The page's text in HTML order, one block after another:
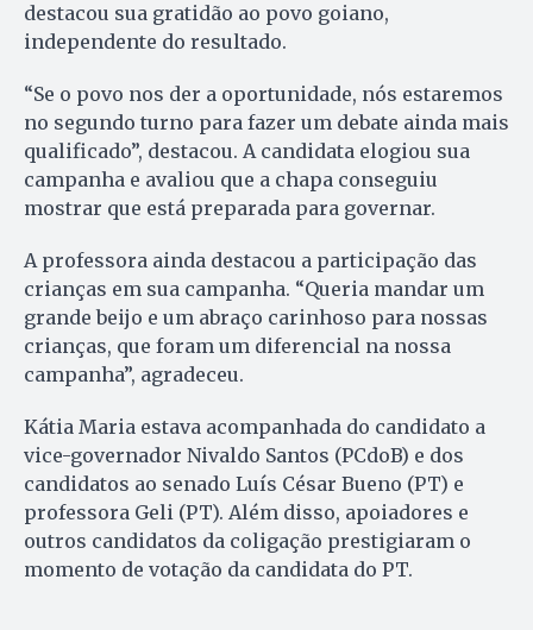
destacou sua gratidão ao povo goiano,
independente do resultado.
“Se o povo nos der a oportunidade, nós estaremos
no segundo turno para fazer um debate ainda mais
qualificado”, destacou. A candidata elogiou sua
campanha e avaliou que a chapa conseguiu
mostrar que está preparada para governar.
A professora ainda destacou a participação das
crianças em sua campanha. “Queria mandar um
grande beijo e um abraço carinhoso para nossas
crianças, que foram um diferencial na nossa
campanha”, agradeceu.
Kátia Maria estava acompanhada do candidato a
vice-governador Nivaldo Santos (PCdoB) e dos
candidatos ao senado Luís César Bueno (PT) e
professora Geli (PT). Além disso, apoiadores e
outros candidatos da coligação prestigiaram o
momento de votação da candidata do PT.